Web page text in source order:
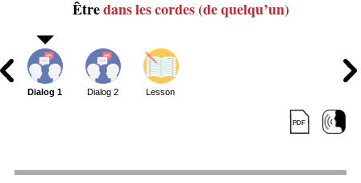
Êtredans les cordes(de quelqu’un)
Dialog 1 Dialog 2 Lesson